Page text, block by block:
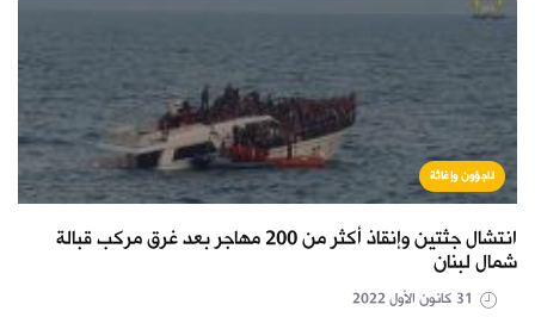
لاجؤون وإغاثة
انتشال جثتين وإنقاذ أكثر من 200 مهاجر بعد غرق مركب قبالة
شمال لبنان